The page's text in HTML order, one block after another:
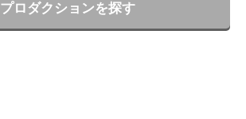
プロダクションを探す